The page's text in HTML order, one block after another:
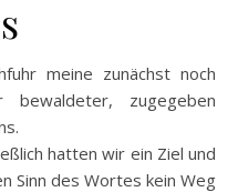
meine zunächst noch
bewaldeter, zugegeben
hatten wir ein Ziel und
Sinn des Wortes kein Weg